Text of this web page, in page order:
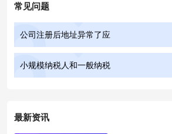
常见问题
公司注册后地址异常了应
小规模纳税人和一般纳税
最新资讯